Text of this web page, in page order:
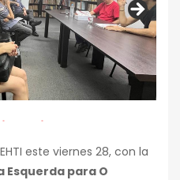
este viernes 28, con la
Esquerda para O